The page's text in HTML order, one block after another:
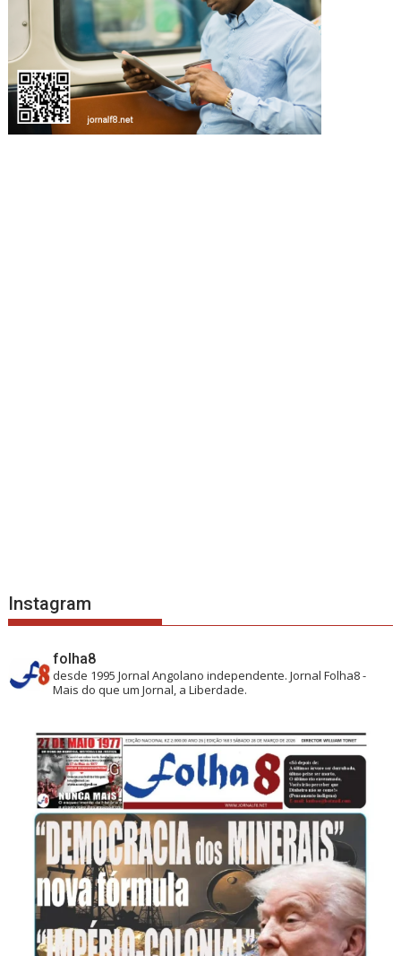
Instagram
folha8
desde 1995 Jornal Angolano independente.Jornal Folha8 -
Mais do que um Jornal, a Liberdade.